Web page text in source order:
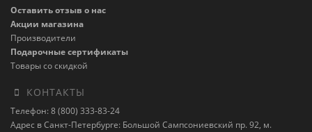
Оставить отзыв о нас
Акции магазина
Производители
Подарочные сертификаты
Товары со скидкой
КОНТАКТЫ
Телефон: 8 (800) 333-83-24
Адрес в Санкт-Петербурге: Большой Сампсониевский пр. 92, м.